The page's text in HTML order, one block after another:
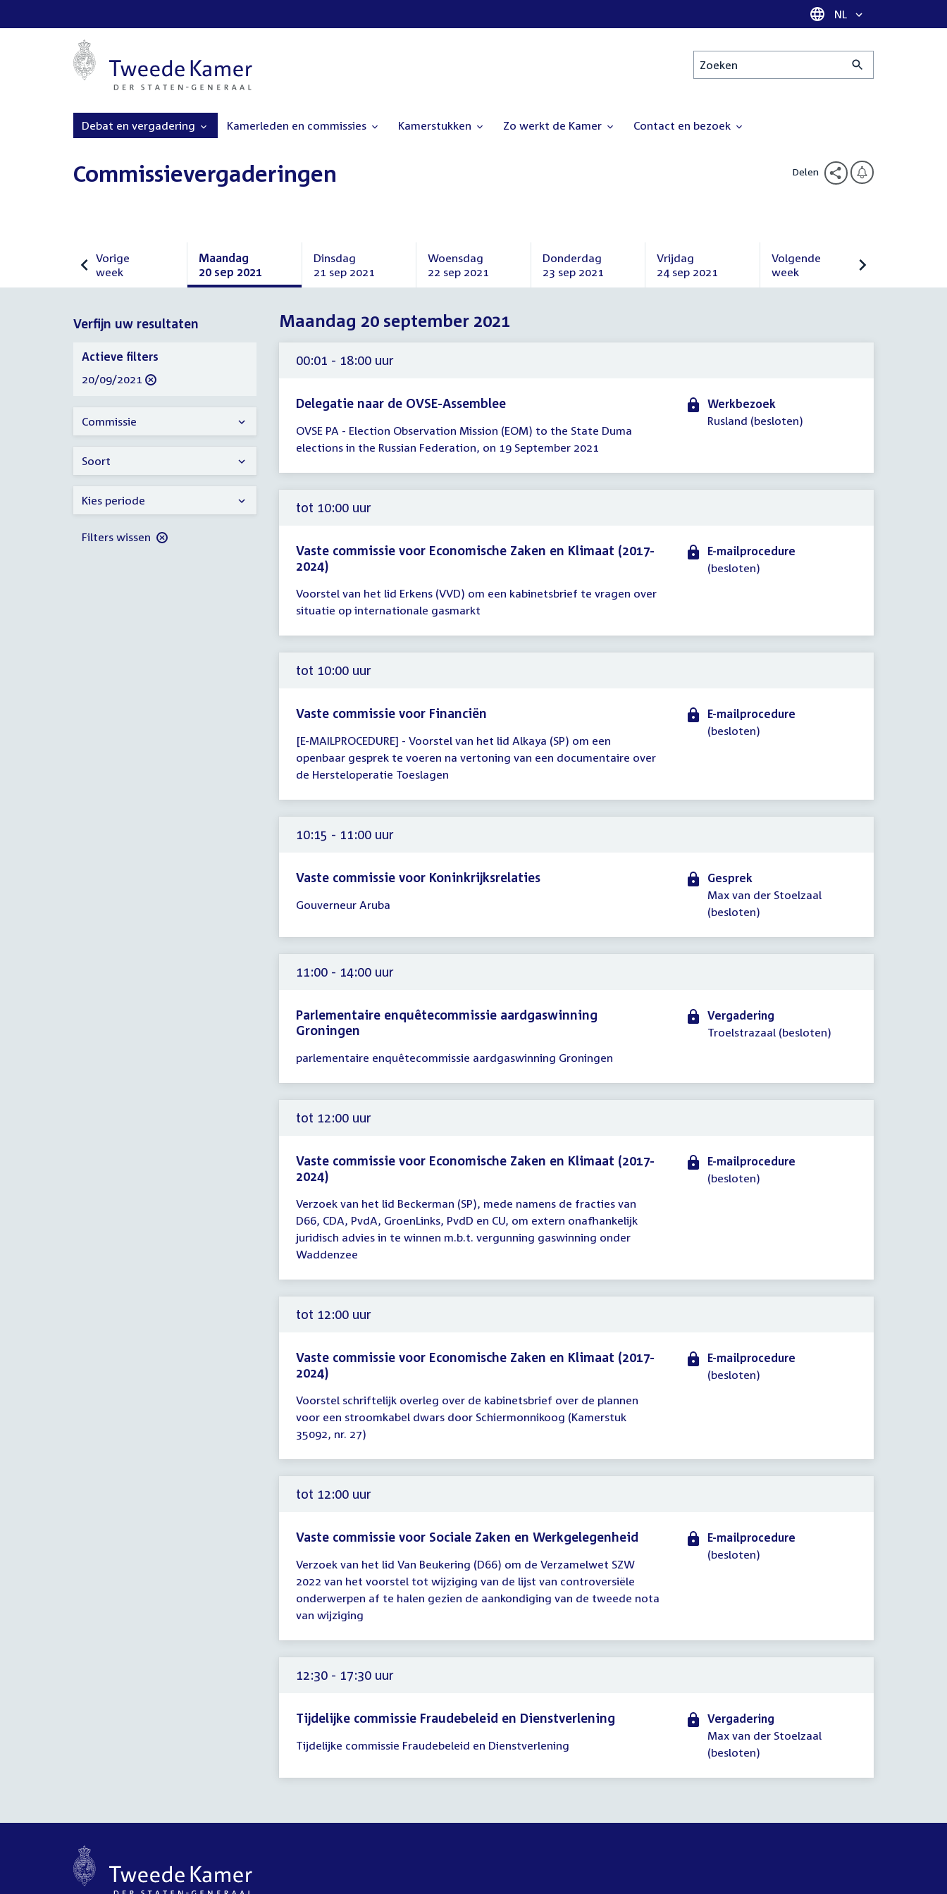
Taal selectie
NL
Zoeken
Debat en vergadering Kamerleden en commissies Kamerstukken Zo werkt de Kamer Contact en bezoek
Commissievergaderingen Delen
Vorige
week
Vorige
Maandag
20 sep 2021
Maandag
Dinsdag
21 sep 2021
Dinsdag
september
2021
Woensdag
22 sep 2021
Woensdag
september
2021
Donderdag
23 sep 2021
Donderdag
Vrijdag
24 sep 2021
Vrijdag
Volgende
week
Volgende
Maandag 20 september 2021
Verfijn uw resultaten
00:01 - 18:00 uur
Delegatie naar de OVSE-Assemblee
vergadering
00:01
-
18:00
uur
OVSE PA - Election Observation Mission (EOM) to the State Duma
elections in the Russian Federation, on 19 September 2021
Werkbezoek
Rusland (besloten)
tot 10:00 uur
Vaste commissie voor Economische Zaken en Klimaat (2017-
2024)
vergadering
tot
10:00
uur
Voorstel van het lid Erkens (VVD) om een kabinetsbrief te vragen over
situatie op internationale gasmarkt
E-mailprocedure
(besloten)
tot 10:00 uur
Vaste commissie voor Financiën
vergadering
tot
10:00
uur
[E-MAILPROCEDURE] - Voorstel van het lid Alkaya (SP) om een
openbaar gesprek te voeren na vertoning van een documentaire over
de Hersteloperatie Toeslagen
E-mailprocedure
(besloten)
10:15 - 11:00 uur
Vaste commissie voor Koninkrijksrelaties
vergadering
uur
Gouverneur Aruba
Gesprek
Max van der Stoelzaal
(besloten)
11:00 - 14:00 uur
Parlementaire enquêtecommissie aardgaswinning
Groningen
vergadering
11:00
-
14:00
parlementaire enquêtecommissie aardgaswinning Groningen
Vergadering
Troelstrazaal (besloten)
tot 12:00 uur
Vaste commissie voor Economische Zaken en Klimaat (2017-
2024)
vergadering
tot
12:00
uur
Verzoek van het lid Beckerman (SP), mede namens de fracties van
D66, CDA, PvdA, GroenLinks, PvdD en CU, om extern onafhankelijk
juridisch advies in te winnen m.b.t. vergunning gaswinning onder
Waddenzee
E-mailprocedure
(besloten)
tot 12:00 uur
Vaste commissie voor Economische Zaken en Klimaat (2017-
2024)
vergadering
tot
12:00
uur
Voorstel schriftelijk overleg over de kabinetsbrief over de plannen
voor een stroomkabel dwars door Schiermonnikoog (Kamerstuk
35092, nr. 27)
E-mailprocedure
(besloten)
tot 12:00 uur
Vaste commissie voor Sociale Zaken en Werkgelegenheid
vergadering
tot
12:00
uur
Verzoek van het lid Van Beukering (D66) om de Verzamelwet SZW
2022 van het voorstel tot wijziging van de lijst van controversiële
onderwerpen af te halen gezien de aankondiging van de tweede nota
van wijziging
E-mailprocedure
(besloten)
12:30 - 17:30 uur
Tijdelijke commissie Fraudebeleid en Dienstverlening
vergadering
Tijdelijke commissie Fraudebeleid en Dienstverlening
Vergadering
Max van der Stoelzaal
(besloten)
Verfijn
uw
resultaten
Actieve filters
verwijder
20/09/2021
Commissie
Soort
Kies periode
Filters wissen